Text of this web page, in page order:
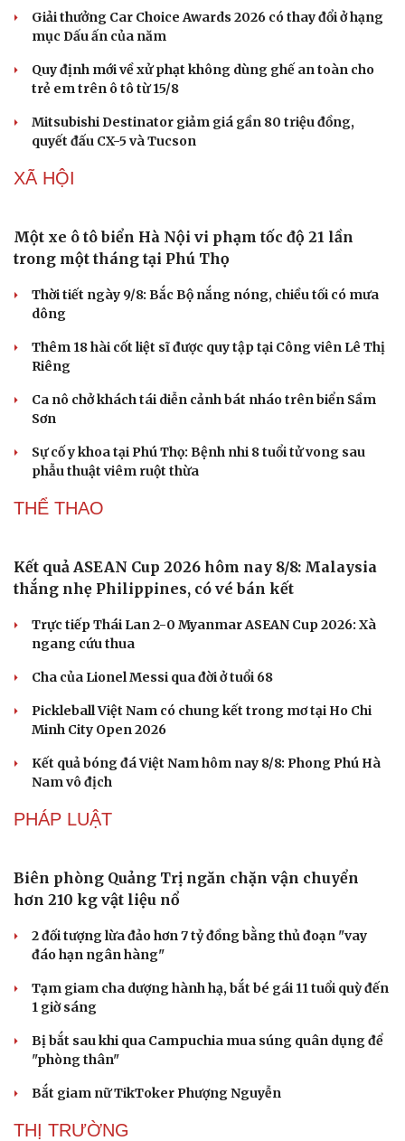
Nhi khoa
Nam khoa
Làm đẹp - giảm cân
Phòng mạch online
Ăn sạch sống khỏe
Văn hóa
Sân khấu - Điện ảnh
Văn học
Di sản
Giải trí
Thời trang
Giải thưởng Car Choice Awards 2026 có thay đổi ở hạng
mục Dấu ấn của năm
Quy định mới về xử phạt không dùng ghế an toàn cho
trẻ em trên ô tô từ 15/8
Mitsubishi Destinator giảm giá gần 80 triệu đồng,
quyết đấu CX-5 và Tucson
XÃ HỘI
Một xe ô tô biển Hà Nội vi phạm tốc độ 21 lần
trong một tháng tại Phú Thọ
Thời tiết ngày 9/8: Bắc Bộ nắng nóng, chiều tối có mưa
dông
Thêm 18 hài cốt liệt sĩ được quy tập tại Công viên Lê Thị
Riêng
Ca nô chở khách tái diễn cảnh bát nháo trên biển Sầm
Sơn
Sự cố y khoa tại Phú Thọ: Bệnh nhi 8 tuổi tử vong sau
phẫu thuật viêm ruột thừa
THỂ THAO
Kết quả ASEAN Cup 2026 hôm nay 8/8: Malaysia
thắng nhẹ Philippines, có vé bán kết
Trực tiếp Thái Lan 2-0 Myanmar ASEAN Cup 2026: Xà
Cha của Lionel Messi qua đời ở tuổi 68
Pickleball Việt Nam có chung kết trong mơ tại Ho Chi
Kết quả bóng đá Việt Nam hôm nay 8/8: Phong Phú Hà
PHÁP LUẬT
Biên phòng Quảng Trị ngăn chặn vận chuyển
hơn 210 kg vật liệu nổ
2 đối tượng lừa đảo hơn 7 tỷ đồng bằng thủ đoạn "vay